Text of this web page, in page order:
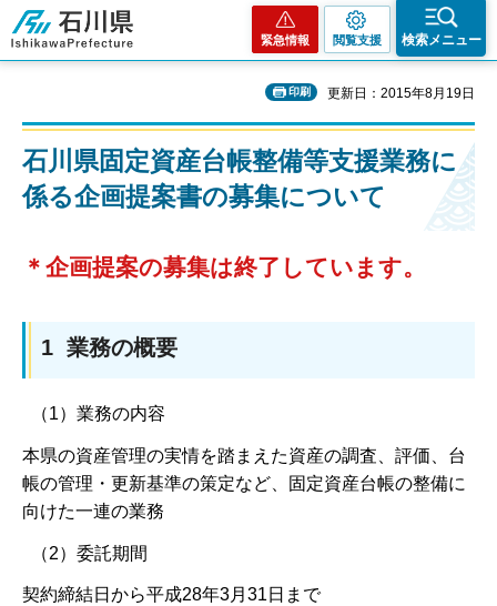
石川県
緊急情報 閲覧支援 検索メニュー
印刷 更新日：2015年8月19日
石川県固定資産台帳整備等支援業務に
係る企画提案書の募集について
＊企画提案の募集は終了しています。
1 業務の概要
（1）業務の内容
本県の資産管理の実情を踏まえた資産の調査、評価、台
帳の管理・更新基準の策定など、固定資産台帳の整備に
向けた一連の業務
（2）委託期間
契約締結日から平成28年3月31日まで